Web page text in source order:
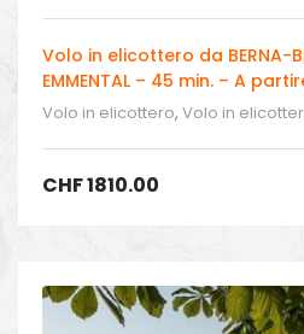
Volo in elicottero da BERNA-
EMMENTAL – 45 min. – A
Volo in elicottero, Volo in
CHF1810.00